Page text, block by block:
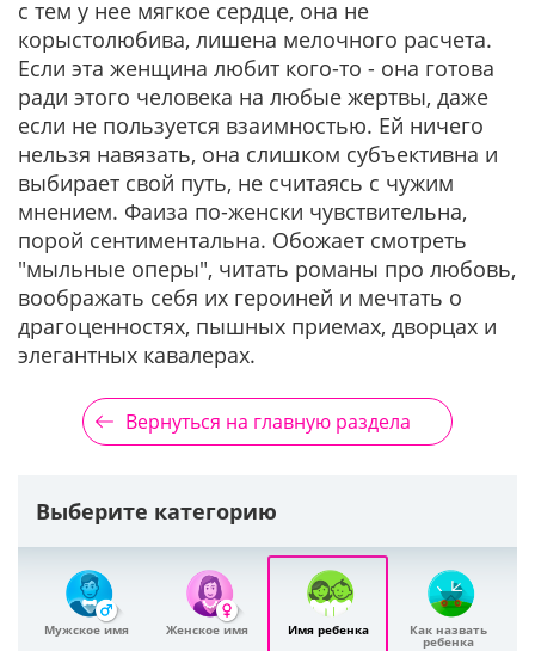
с тем у нее мягкое сердце, она не
корыстолюбива, лишена мелочного расчета.
Если эта женщина любит кого-то - она готова
ради этого человека на любые жертвы, даже
если не пользуется взаимностью. Ей ничего
нельзя навязать, она слишком субъективна и
выбирает свой путь, не считаясь с чужим
мнением. Фаиза по-женски чувствительна,
порой сентиментальна. Обожает смотреть
"мыльные оперы", читать романы про любовь,
воображать себя их героиней и мечтать о
драгоценностях, пышных приемах, дворцах и
элегантных кавалерах.
Вернуться на главную раздела
Выберите категорию
Мужское имя Женское имя Имя ребенка Как назвать
ребенка